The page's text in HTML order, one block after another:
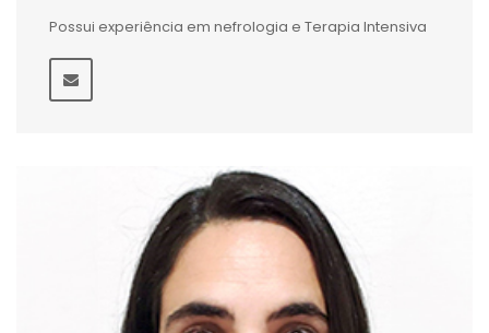
Possui experiência em nefrologia e Terapia Intensiva